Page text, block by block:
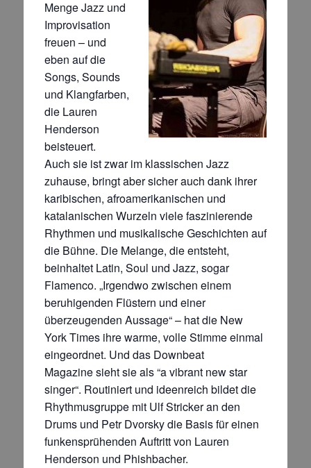
Menge Jazz und
Improvisation
freuen – und
eben auf die
Songs, Sounds
und Klangfarben,
die Lauren
Henderson
beisteuert.
Auch sie ist zwar im klassischen Jazz
zuhause, bringt aber sicher auch dank ihrer
karibischen, afroamerikanischen und
katalanischen Wurzeln viele faszinierende
Rhythmen und musikalische Geschichten auf
die Bühne. Die Melange, die entsteht,
beinhaltet Latin, Soul und Jazz, sogar
Flamenco. „Irgendwo zwischen einem
beruhigenden Flüstern und einer
überzeugenden Aussage“ – hat die New
York Times ihre warme, volle Stimme einmal
eingeordnet. Und das Downbeat
Magazinesieht sie als “a vibrant new star
singer“. Routiniert und ideenreich bildet die
Rhythmusgruppe mit Ulf Stricker an den
Drums und Petr Dvorsky die Basis für einen
funkensprühenden Auftrittvon Lauren
Henderson und Phishbacher.